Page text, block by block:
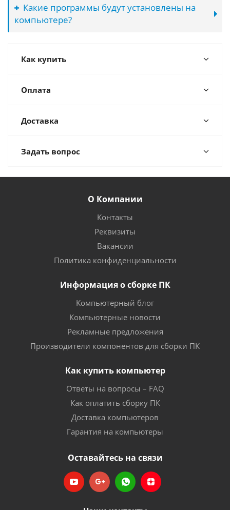
Какие программы будут установлены на
компьютере?
Как купить
Оплата
Доставка
Задать вопрос
О Компании
Контакты
Реквизиты
Вакансии
Политика конфиденциальности
Информация о сборке ПК
Компьютерный блог
Компьютерные новости
Рекламные предложения
Производители компонентов для сборки ПК
Как купить компьютер
Ответы на вопросы – FAQ
Как оплатить сборку ПК
Доставка компьютеров
Гарантия на компьютеры
Оставайтесь на связи